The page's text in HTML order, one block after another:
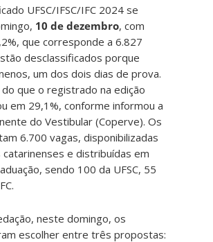
UFSC/IFSC/IFC 2024 se
10 de dezembro, com
que corresponde a 6.827
desclassificados porque
um dos dois dias de prova.
que o registrado na edição
em 29,1%, conforme informou a
do Vestibular (Coperve). Os
6.700 vagas, disponibilizadas
catarinenses e distribuídas em
sendo 100 da UFSC, 55
neste domingo, os
escolher entre três propostas: